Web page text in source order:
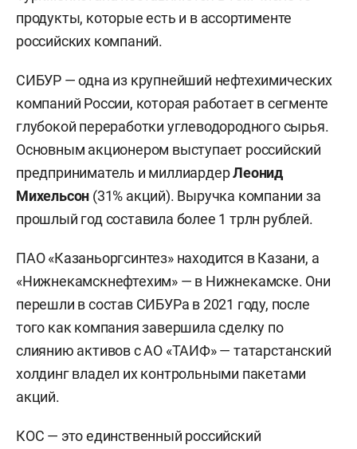
продукты, которые есть и в ассортименте
российских компаний.
СИБУР — одна из крупнейший нефтехимических
компаний России, которая работает в сегменте
глубокой переработки углеводородного сырья.
Основным акционером выступает российский
предприниматель и миллиардерЛеонид
Михельсон (31% акций). Выручка компании за
прошлый год составила более 1 трлн рублей.
ПАО «Казаньоргсинтез» находится в Казани, а
«Нижнекамскнефтехим» — в Нижнекамске. Они
перешли в состав СИБУРа в 2021 году, после
того как компания завершила сделку по
слиянию активов с АО «ТАИФ» — татарстанский
холдинг владел их контрольными пакетами
акций.
КОС — это единственный российский